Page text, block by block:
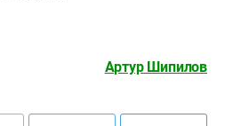
Артур Шипилов